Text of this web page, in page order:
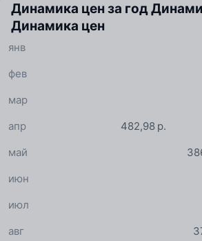
Динамика цен за год
Динамика цен
янв
фев
мар
482,98 р.
апр
май
июн
июл
авг